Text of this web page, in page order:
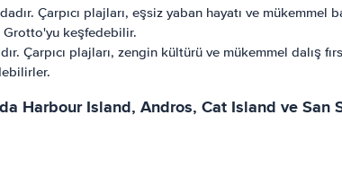
Çarpıcı plajları, eşsiz yaban hayatı ve
Grotto'yu keşfedebilir.
Çarpıcı plajları, zengin kültürü ve mükemmel dalış
Harbour Island, Andros, Cat Island ve San